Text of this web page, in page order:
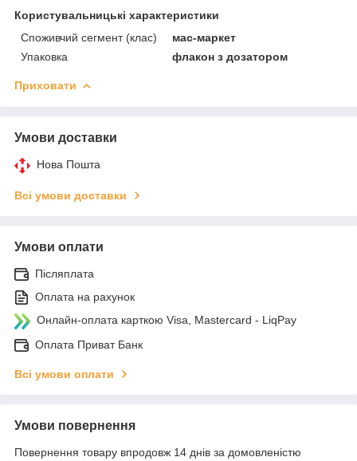
Користувальницькі характеристики
Споживчий сегмент (клас)
мас-маркет
Упаковка
флакон з дозатором
Приховати
Умови доставки
Нова Пошта
Всі умови доставки
Умови оплати
Післяплата
Оплата на рахунок
Онлайн-оплата карткою Visa, Mastercard - LiqPay
Оплата Приват Банк
Всі умови оплати
Умови повернення
Повернення товару впродовж 14 днів за домовленістю